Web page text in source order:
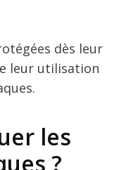
dès leur
leur utilisation
les
?